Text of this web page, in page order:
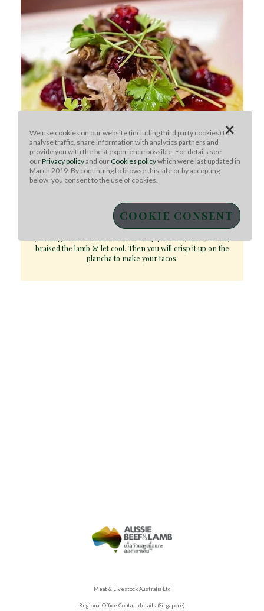
CRANBERRIES
braised the lamb & let cool. Then you will crisp it up on the
plancha to make your tacos.
Meat & Livestock Australia Ltd
Regional Office Contact details (Singapore)
×
We use cookies on our website (including third party cookies) to
analyse traffic, share information with analytics partners and
provide you with the best experience possible. For details see
ourPrivacy policyand our Cookies policywhich were last updated in
March 2019. By continuing to browse this site or by accepting
below, you consent to the use of cookies.
COOKIE CONSENT